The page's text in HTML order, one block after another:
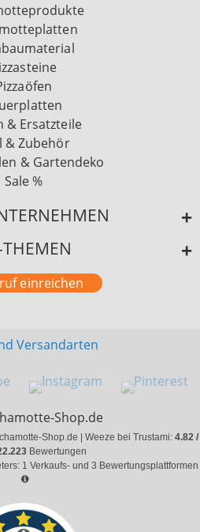
& Ersatzteile
& Zubehör
& Gartendeko
Sale %
einreichen
Shop.de
Shop.de | Weeze bei Trustami: 4.82 /
Bewertungen
1 Verkaufs- und 3 Bewertungsplattformen